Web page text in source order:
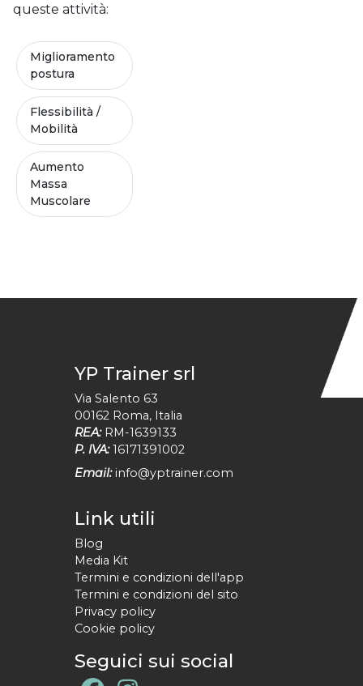
queste attività:
Miglioramento
postura
Flessibilità /
Mobilità
Aumento
Massa
Muscolare
YP Trainer srl
Via Salento 63
00162 Roma, Italia
REA: RM-1639133
P. IVA: 16171391002
Email: info@yptrainer.com
Link utili
Blog
Media Kit
Termini e condizioni dell'app
Termini e condizioni del sito
Privacy policy
Cookie policy
Seguici sui social